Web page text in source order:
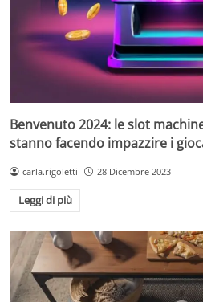
Benvenuto 2024: le slot
stanno facendo impazzire i
carla.rigoletti 28 Dicembre 2023
Leggi di più